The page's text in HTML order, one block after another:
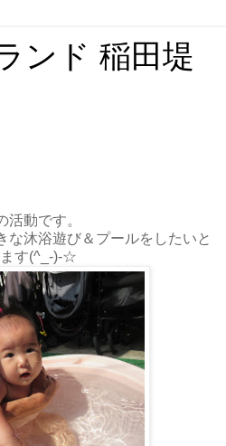
ンド 稲田堤
活動です。
な沐浴遊び＆プールをしたいと
す(^_-)-☆